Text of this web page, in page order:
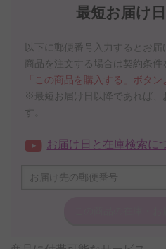
最短お届け
以下に郵便番号入力するとお届
商品を注文する場合は契約条件
「この商品を購入する」ボタン
※最短お届け日以降であれば、
す。
お届け日と在庫検索に